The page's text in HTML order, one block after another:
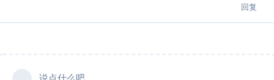
回复
说点什么吧...